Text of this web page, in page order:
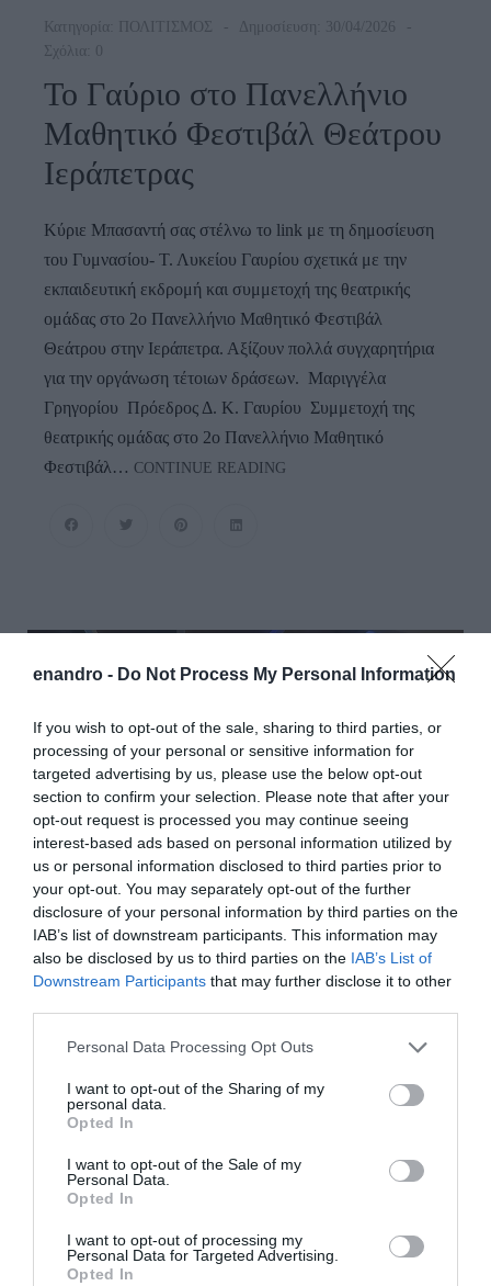
enandro - Do Not Process My Personal Information
If you wish to opt-out of the sale, sharing to third parties, or
processing of your personal or sensitive information for
targeted advertising by us, please use the below opt-out
section to confirm your selection. Please note that after your
opt-out request is processed you may continue seeing
interest-based ads based on personal information utilized by
us or personal information disclosed to third parties prior to
your opt-out. You may separately opt-out of the further
disclosure of your personal information by third parties on the
IAB’s list of downstream participants. This information may
also be disclosed by us to third parties on the IAB’s List of
Downstream Participants that may further disclose it to other
Please note that this website/app uses one or more Google
not limited to your visit or usage behaviour. You may click to
grant or deny consent to Google and its third-party tags to
use your data for below specified purposes in below Google
consent section.
Personal Data Processing Opt Outs
I want to opt-out of the Sharing of my
personal data.
Opted In
I want to opt-out of the Sale of my
Personal Data.
Opted In
I want to opt-out of processing my
Personal Data for Targeted Advertising.
Opted In
Κατηγορία: ΠΟΛΙΤΙΣΜΟΣ
Δημοσίευση: 30/04/2026
Σχόλια: 0
Το Γαύριο στο Πανελλήνιο
Μαθητικό Φεστιβάλ Θεάτρου
Ιεράπετρας
Κύριε Μπασαντή σας στέλνω το link με τη δημοσίευση
του Γυμνασίου- Τ. Λυκείου Γαυρίου σχετικά με την
εκπαιδευτική εκδρομή και συμμετοχή της θεατρικής
ομάδας στο 2ο Πανελλήνιο Μαθητικό Φεστιβάλ
Θεάτρου στην Ιεράπετρα. Αξίζουν πολλά συγχαρητήρια
για την οργάνωση τέτοιων δράσεων. Μαριγγέλα
Γρηγορίου Πρόεδρος Δ. Κ. Γαυρίου Συμμετοχή της
θεατρικής ομάδας στο 2ο Πανελλήνιο Μαθητικό
Φεστιβάλ… CONTINUE READING
Κατηγορία:ΠΟΛΙΤΙΣΜΟΣ
Δημοσίευση: 13/04/2026
Σχόλιο: 1
Μέθεξη στο «Μέθεξις»!
Κυριακή του Πάσχα στην
Άνδρο…
ένιωσα ότι το Πάσχα είχε λιγότερο κόσμο σε σχέση με
άλλες χρονιές, κάτι που ίσως είναι λογικό, αφού η γιορτή